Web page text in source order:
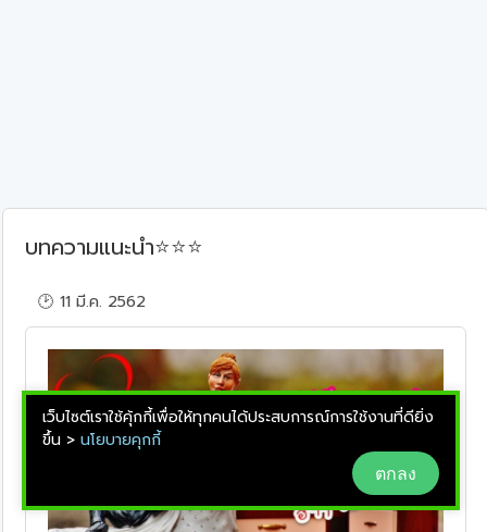
บทความแนะนำ⭐⭐⭐
🕑 11 มี.ค. 2562
เว็บไซต์เราใช้คุ้กกี้เพื่อให้ทุกคนได้ประสบการณ์การใช้งานที่ดียิ่ง
ขึ้น > นโยบายคุกกี้
ตกลง